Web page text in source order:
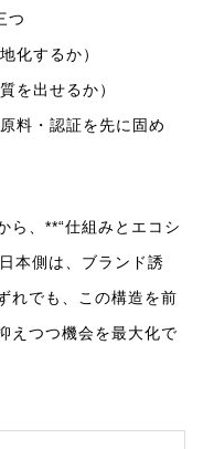
つ
化するか）
を出せるか）
料・認証を先に固め
ら、**“仕組みとエコシ
本側は、ブランド誘
れでも、この構造を前
えつつ機会を最大化で